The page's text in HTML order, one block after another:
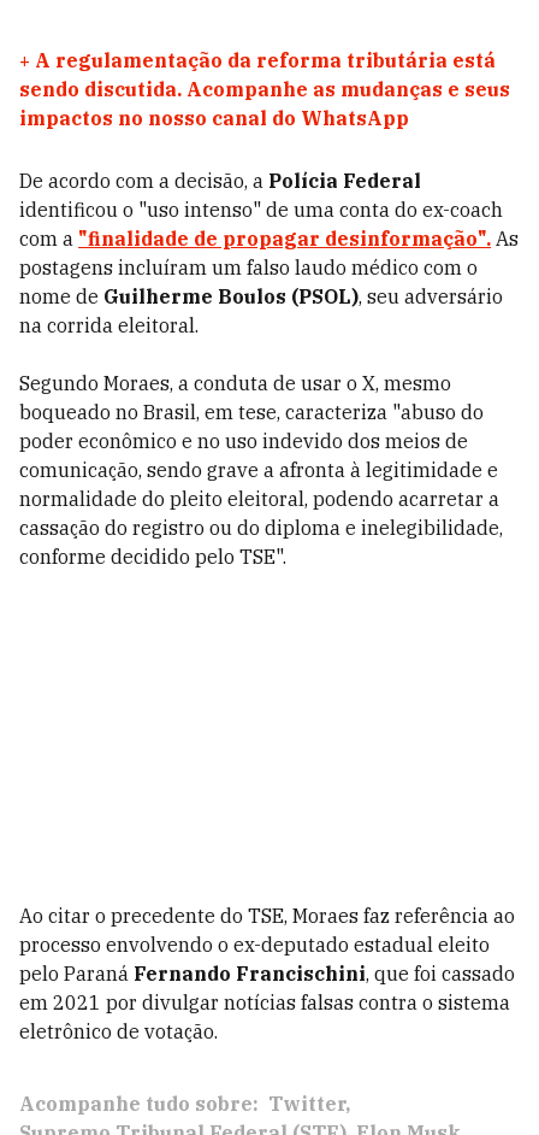
+ A regulamentação da reforma tributária está
sendo discutida. Acompanhe as mudanças e seus
impactos no nosso canal do WhatsApp
De acordo com a decisão, a Polícia Federal
identificou o "uso intenso" de uma conta do ex-coach
com a "finalidade de propagar desinformação". As
postagens incluíram um falso laudo médico com o
nome de Guilherme Boulos (PSOL), seu adversário
na corrida eleitoral.
Segundo Moraes, a conduta de usar o X, mesmo
boqueado no Brasil, em tese, caracteriza "abuso do
poder econômico e no uso indevido dos meios de
comunicação, sendo grave a afronta à legitimidade e
normalidade do pleito eleitoral, podendo acarretar a
cassação do registro ou do diploma e inelegibilidade,
conforme decidido pelo TSE".
Ao citar o precedente do TSE, Moraes faz referência ao
processo envolvendo o ex-deputado estadual eleito
pelo Paraná Fernando Francischini, que foi cassado
em 2021 por divulgar notícias falsas contra o sistema
eletrônico de votação.
Acompanhe tudo sobre: Twitter